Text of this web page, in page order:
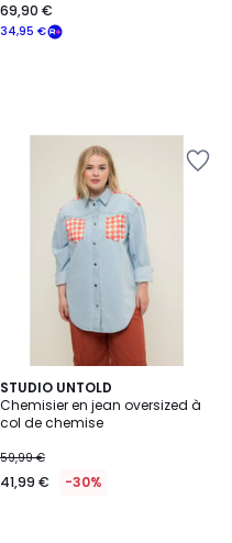
34,95 €
69,90 €
STUDIO UNTOLD
Chemisier en jean oversized à
col de chemise
59,99 €
41,99 € -30%